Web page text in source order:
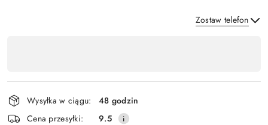
Zostaw telefon
płatność
i
dostawa
Wysyłka w ciągu:
48 godzin
Cena przesyłki:
9.5